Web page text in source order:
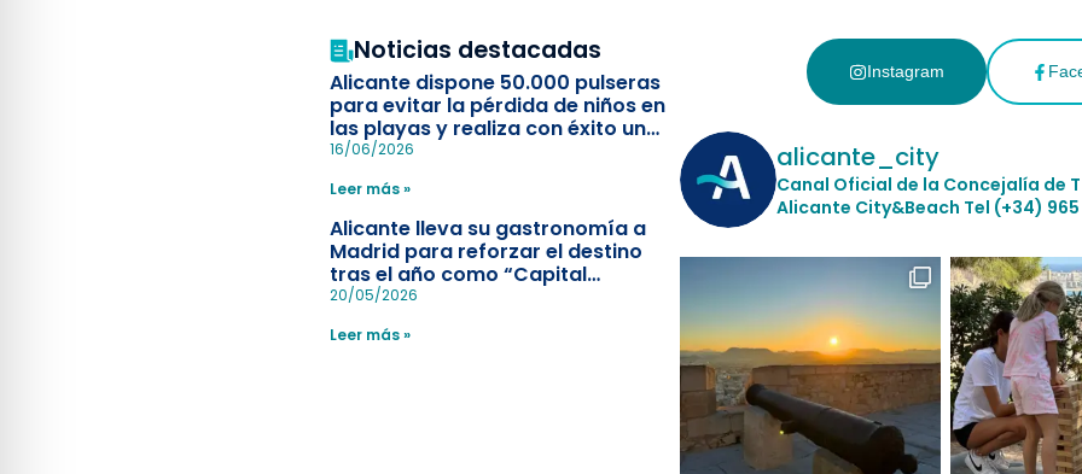
Noticias destacadas
Alicante dispone 50.000 pulseras
para evitar la pérdida de niños en
las playas y realiza con éxito un
simulacro de socorrismo
16/06/2026
Leer más »
Alicante lleva su gastronomía a
Madrid para reforzar el destino
tras el año como “Capital
Española”
20/05/2026
Leer más »
Instagram
alicante_city
Canal Oficial de la Concejalía de
Alicante City&Beach Tel (+34) 965